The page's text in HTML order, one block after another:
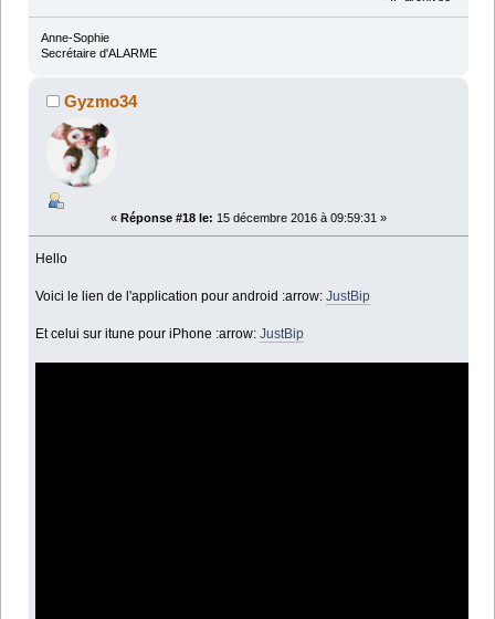
Anne-Sophie
Secrétaire d'ALARME
Gyzmo34
« Réponse #18 le: 15 décembre 2016 à 09:59:31 »
Hello
Voici le lien de l'application pour android :arrow:JustBip
Et celui sur itune pour iPhone :arrow:JustBip